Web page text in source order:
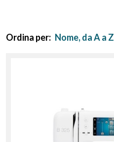
Ordina per: Nome, da A a Z